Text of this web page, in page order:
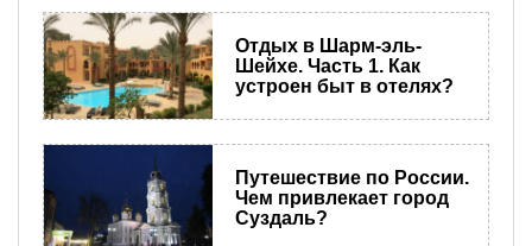
Отдых в Шарм-эль-
Шейхе. Часть 1. Как
устроен быт в отелях?
Путешествие по России.
Чем привлекает город
Суздаль?